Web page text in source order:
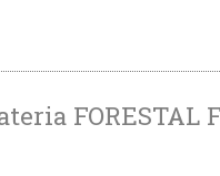
FORESTAL